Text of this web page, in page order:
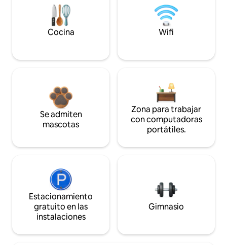
Cocina Wifi
Se admiten
mascotas
Zona para trabajar
con computadoras
portátiles.
Estacionamiento
gratuito en las
instalaciones
Gimnasio